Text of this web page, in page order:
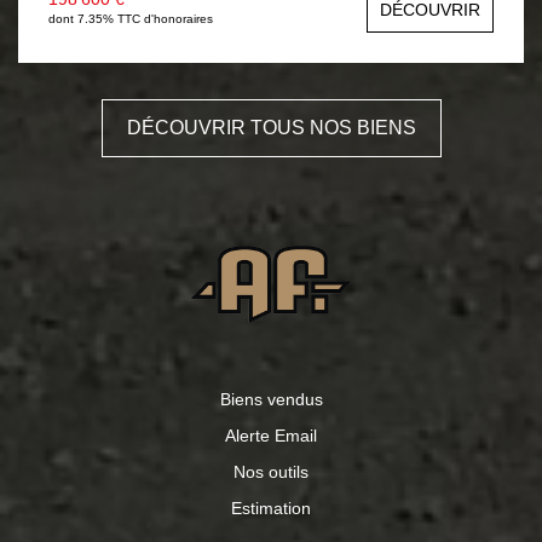
menuiseries bois double vitrage, assainissement collectif.
dont 7.35% TTC d'honoraires DÉCOUVRIR
DÉCOUVRIR TOUS NOS BIENS
Biens vendus
Alerte Email
Nos outils
Estimation